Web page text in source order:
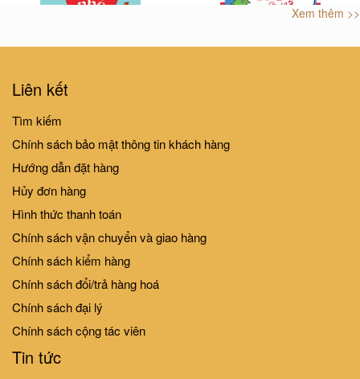
LỜI THƯƠNG GỬI CON YÊU -
32.000₫
10%
LỜI THƯƠNG GỬI CON YÊU -
NGÀY CON CHÀO ĐỜI
22.000₫ 24.000₫
SỰ KHÁC BIỆT ĐẶC BIỆT
Xem thêm >>
Liên kết
Tìm kiếm
Chính sách bảo mật thông tin khách hàng
Hướng dẫn đặt hàng
Hủy đơn hàng
Hình thức thanh toán
Chính sách vận chuyển và giao hàng
Chính sách kiểm hàng
Chính sách đổi/trả hàng hoá
Chính sách đại lý
Chính sách cộng tác viên
Tin tức